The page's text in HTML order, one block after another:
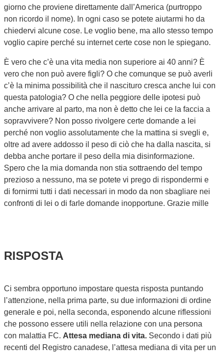
giorno che proviene direttamente dall’America (purtroppo
non ricordo il nome). In ogni caso se potete aiutarmi ho da
chiedervi alcune cose. Le voglio bene, ma allo stesso tempo
voglio capire perché su internet certe cose non le spiegano.
È vero che c’è una vita media non superiore ai 40 anni? È
vero che non può avere figli? O che comunque se può averli
c’è la minima possibilità che il nascituro cresca anche lui con
questa patologia? O che nella peggiore delle ipotesi può
anche arrivare al parto, ma non è detto che lei ce la faccia a
sopravvivere? Non posso rivolgere certe domande a lei
perché non voglio assolutamente che la mattina si svegli e,
oltre ad avere addosso il peso di ciò che ha dalla nascita, si
debba anche portare il peso della mia disinformazione.
Spero che la mia domanda non stia sottraendo del tempo
prezioso a nessuno, ma se potete vi prego di rispondermi e
di fornirmi tutti i dati necessari in modo da non sbagliare nei
confronti di lei o di farle domande inopportune. Grazie mille
RISPOSTA
Ci sembra opportuno impostare questa risposta puntando
l’attenzione, nella prima parte, su due informazioni di ordine
generale e poi, nella seconda, esponendo alcune riflessioni
che possono essere utili nella relazione con una persona
con malattia FC. Attesa mediana di vita. Secondo i dati più
recenti del Registro canadese, l’attesa mediana di vita per un